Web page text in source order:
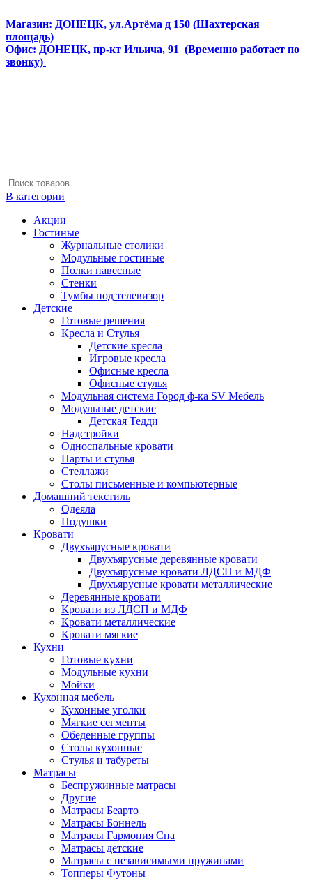
Магазин: ДОНЕЦК, ул.Артёма д 150 (Шахтерская
площадь)
Офис: ДОНЕЦК, пр-кт Ильича, 91 (Временно работает по
звонку)
В категории
Акции
Гостиные
Журнальные столики
Модульные гостиные
Полки навесные
Стенки
Тумбы под телевизор
Детские
Готовые решения
Кресла и Стулья
Детские кресла
Игровые кресла
Офисные кресла
Офисные стулья
Модульная система Город ф-ка SV Мебель
Модульные детские
Детская Тедди
Надстройки
Односпальные кровати
Парты и стулья
Стеллажи
Столы письменные и компьютерные
Домашний текстиль
Одеяла
Подушки
Кровати
Двухъярусные кровати
Двухъярусные деревянные кровати
Двухъярусные кровати ЛДСП и МДФ
Двухъярусные кровати металлические
Деревянные кровати
Кровати из ЛДСП и МДФ
Кровати металлические
Кровати мягкие
Кухни
Готовые кухни
Модульные кухни
Мойки
Кухонная мебель
Кухонные уголки
Мягкие сегменты
Обеденные группы
Столы кухонные
Стулья и табуреты
Матрасы
Беспружинные матрасы
Другие
Матрасы Беарто
Матрасы Боннель
Матрасы Гармония Сна
Матрасы детские
Матрасы с независимыми пружинами
Топперы Футоны